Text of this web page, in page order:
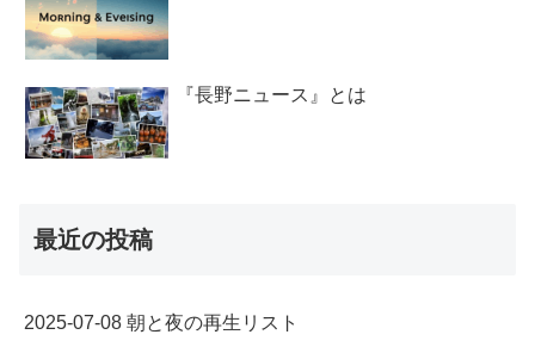
『長野ニュース』とは
最近の投稿
2025-07-08 朝と夜の再生リスト